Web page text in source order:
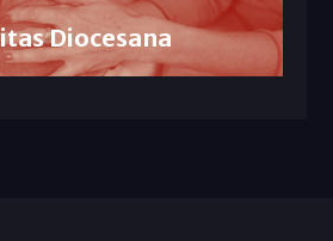
Diocesana